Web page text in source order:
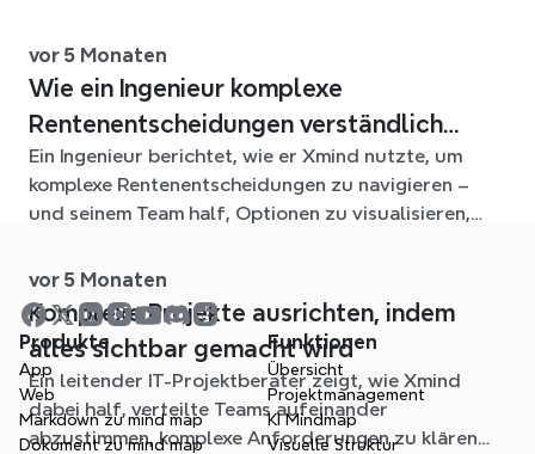
meistert die wachsende Herausforderung, Ideen in
großem Umfang zu organisieren.
vor 5 Monaten
Wie ein Ingenieur komplexe
Rentenentscheidungen verständlich
macht
Ein Ingenieur berichtet, wie er Xmind nutzte, um
komplexe Rentenentscheidungen zu navigieren –
und seinem Team half, Optionen zu visualisieren,
überwältigendes Problem zu bringen.
vor 5 Monaten
Komplexe Projekte ausrichten, indem
alles sichtbar gemacht wird
Ein leitender IT-Projektberater zeigt, wie Xmind
dabei half, verteilte Teams aufeinander
abzustimmen, komplexe Anforderungen zu klären
Produkte
App
Web
Markdown zu mind map
Dokument zu mind map
Funktionen
Übersicht
Projektmanagement
KI Mindmap
Visuelle Struktur